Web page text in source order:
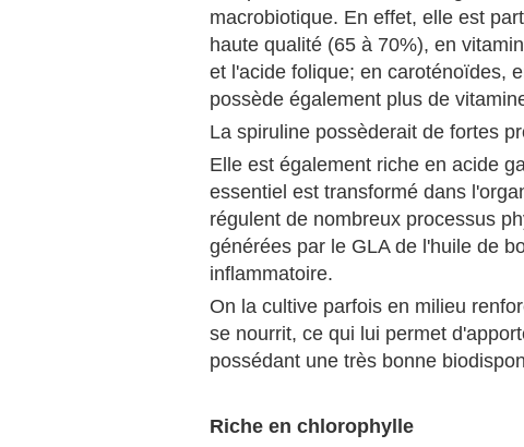
macrobiotique. En effet, elle est
haute qualité (65 à 70%), en
et l'acide folique; en caroténoïdes,
possède également plus de
La spiruline possèderait de fortes
Elle est également riche en acide
essentiel est transformé dans
régulent de nombreux processus
générées par le GLA de l'huile de
inflammatoire.
On la cultive parfois en milieu
se nourrit, ce qui lui permet
possédant une très bonne
Riche en chlorophylle